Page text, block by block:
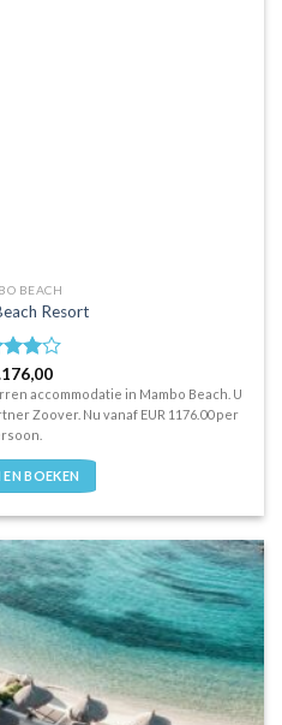
BEACH
Resort
5accommodatie in Mambo Beach. U
Zoover. Nu vanaf EUR 1176.00 per
EN BOEKEN